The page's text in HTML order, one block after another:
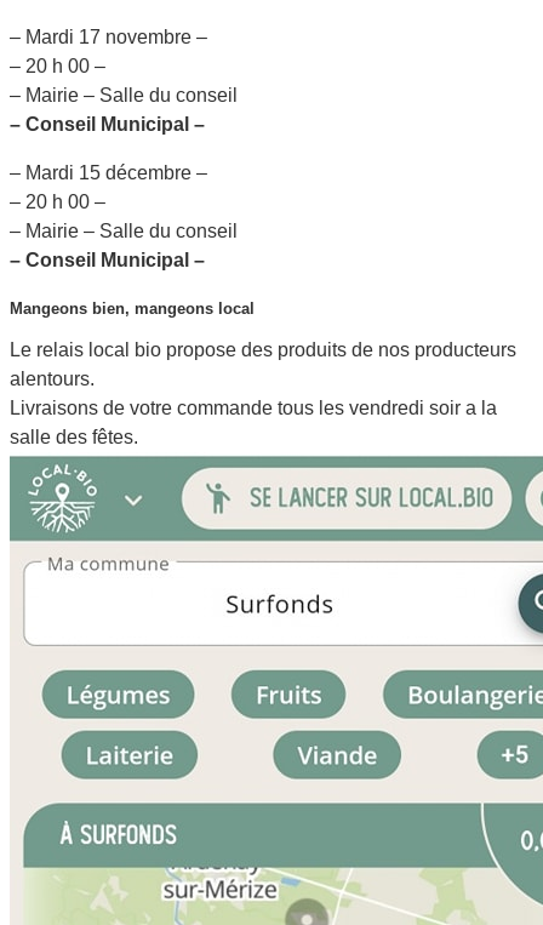
– Mardi 17 novembre –
– 20 h 00 –
– Mairie – Salle du conseil
– Conseil Municipal –
– Mardi 15 décembre –
– 20 h 00 –
– Mairie – Salle du conseil
– Conseil Municipal –
Mangeons bien, mangeons local
Le relais local bio propose des produits de nos producteurs
alentours.
Livraisons de votre commande tous les vendredi soir a la
salle des fêtes.